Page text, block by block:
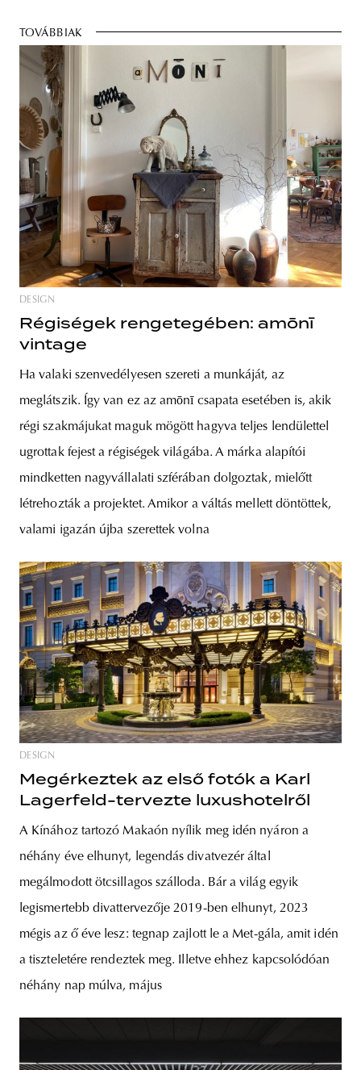
TOVÁBBIAK
DESIGN
Régiségek rengetegében: amōnī
vintage
Ha valaki szenvedélyesen szereti a munkáját, az
meglátszik. Így van ez az amōnī csapata esetében is, akik
régi szakmájukat maguk mögött hagyva teljes lendülettel
ugrottak fejest a régiségek világába. A márka alapítói
mindketten nagyvállalati szférában dolgoztak, mielőtt
létrehozták a projektet. Amikor a váltás mellett döntöttek,
valami igazán újba szerettek volna
DESIGN
Megérkeztek az első fotók a Karl
Lagerfeld-tervezte luxushotelről
A Kínához tartozó Makaón nyílik meg idén nyáron a
néhány éve elhunyt, legendás divatvezér által
megálmodott ötcsillagos szálloda. Bár a világ egyik
legismertebb divattervezője 2019-ben elhunyt, 2023
mégis az ő éve lesz: tegnap zajlott le a Met-gála, amit idén
a tiszteletére rendeztek meg. Illetve ehhez kapcsolódóan
néhány nap múlva, május